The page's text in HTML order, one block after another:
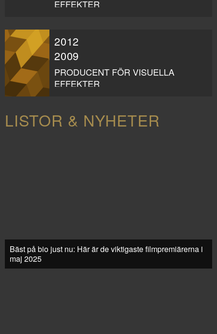
EFFEKTER
2012
2009
PRODUCENT FÖR VISUELLA
EFFEKTER
LISTOR & NYHETER
Bäst på bio just nu: Här är de viktigaste filmpremiärerna i
maj 2025